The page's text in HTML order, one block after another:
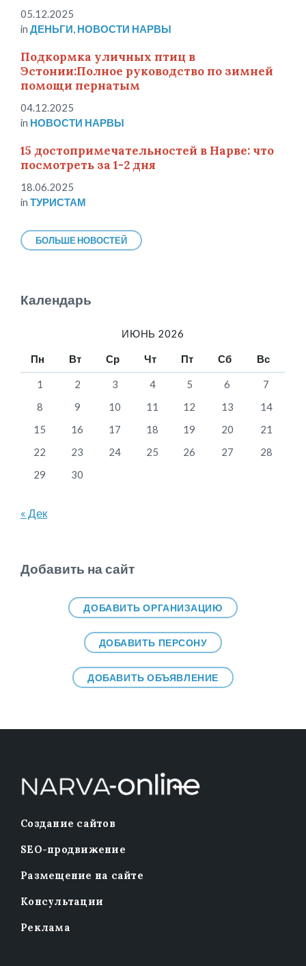
05.12.2025
in ДЕНЬГИ НОВОСТИ НАРВЫ
Подкормка уличных птиц в
Эстонии:Полное руководство по зимней
помощи пернатым
04.12.2025
in НОВОСТИ НАРВЫ
15 достопримечательностей в Нарве: что
посмотреть за 1-2 дня
18.06.2025
in ТУРИСТАМ
БОЛЬШЕ НОВОСТЕЙ
Календарь
ИЮНЬ 2026
Пн Вт Ср Чт Пт Сб Вс
1 2 3 4 5 6
7
8
9 10 11 12 13
14
15
16 17 18 19 20
21
22
23 24 25 26 27
28
29
30
« Дек
Добавить на сайт
ДОБАВИТЬ ОРГАНИЗАЦИЮ
ДОБАВИТЬ ПЕРСОНУ
ДОБАВИТЬ ОБЪЯВЛЕНИЕ
Создание сайтов
SEO-продвижение
Размещение на сайте
Консультации
Реклама